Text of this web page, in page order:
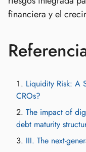
financiera y el
Liquidity Risk: A
CROs?
The impact of
debt maturity
III. The next-